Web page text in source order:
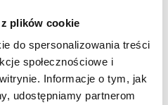
plików cookie
do spersonalizowania treści
społecznościowe i
Informacje o tym, jak
udostępniamy partnerom